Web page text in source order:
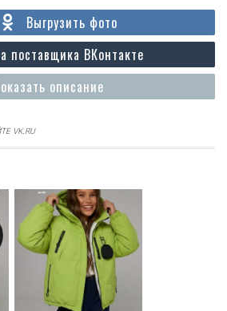
описание
поставщика ВКонтакте
Выгрузить фото
vk.ru